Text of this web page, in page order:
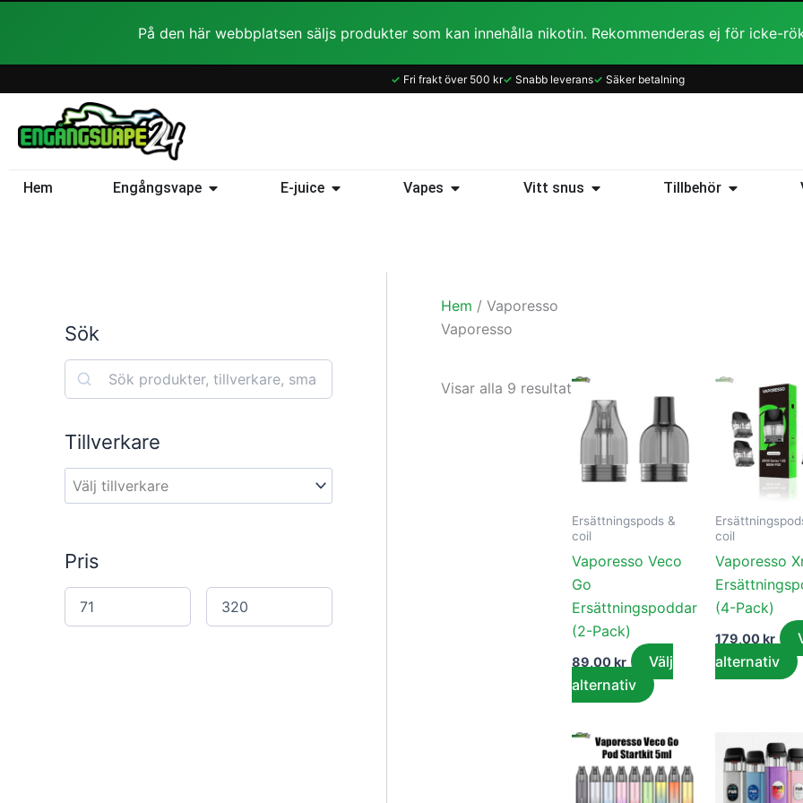
På den här webbplatsen säljs produkter som kan innehålla nikotin. Rekommenderas ej för icke-
✓ Fri frakt över 500 kr✓ Snabb leverans✓ Säker betalning
Hem Engångsvape Öppna Engångsvape
E-juice Öppna E-juiceVapes Öppna VapesVitt snus Öppna Vitt snusTillbehör Öppna
Sök
S
a
c
Tillverkare
Pris
Hem / Vaporesso
Vaporesso
Visar alla 9 resultat
Sortera
Ersättningspods &
coil
Vaporesso Veco
Go
Ersättningspoddar
(2-Pack)
89,00kr
Välj
alternativ
här
produkten
har
flera
De
alternativen
väljas
på
produktsidan
coil
Vaporesso
(4-Pack)
179,00kr
alternativ
Den
här
produkten